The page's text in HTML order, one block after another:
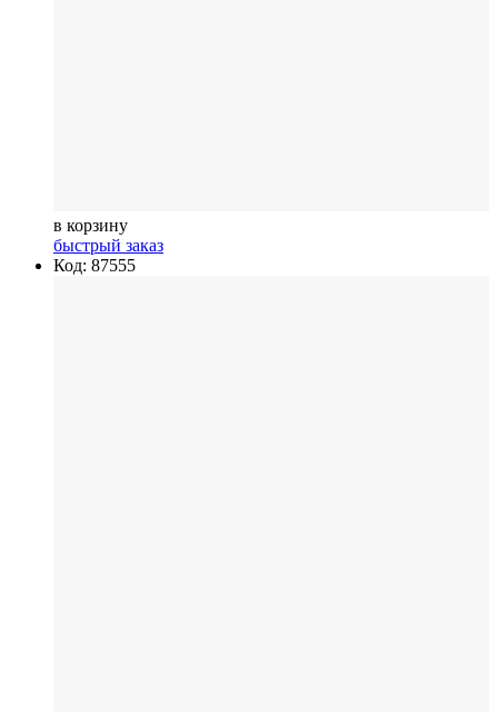
в корзину
быстрый заказ
Код: 87555